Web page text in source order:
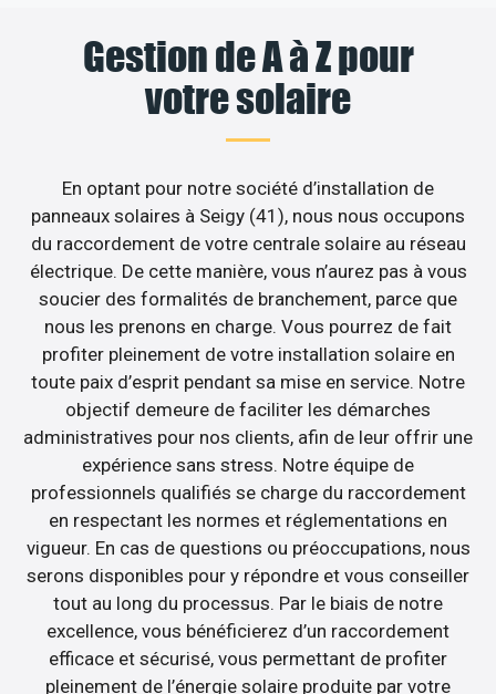
Gestion de A à Z pour
votre solaire
En optant pour notre société d’installation de
panneaux solaires à Seigy (41), nous nous occupons
du raccordement de votre centrale solaire au réseau
électrique. De cette manière, vous n’aurez pas à vous
soucier des formalités de branchement, parce que
nous les prenons en charge. Vous pourrez de fait
profiter pleinement de votre installation solaire en
toute paix d’esprit pendant sa mise en service. Notre
objectif demeure de faciliter les démarches
administratives pour nos clients, afin de leur offrir une
expérience sans stress. Notre équipe de
professionnels qualifiés se charge du raccordement
en respectant les normes et réglementations en
vigueur. En cas de questions ou préoccupations, nous
serons disponibles pour y répondre et vous conseiller
tout au long du processus. Par le biais de notre
excellence, vous bénéficierez d’un raccordement
efficace et sécurisé, vous permettant de profiter
pleinement de l’énergie solaire produite par votre